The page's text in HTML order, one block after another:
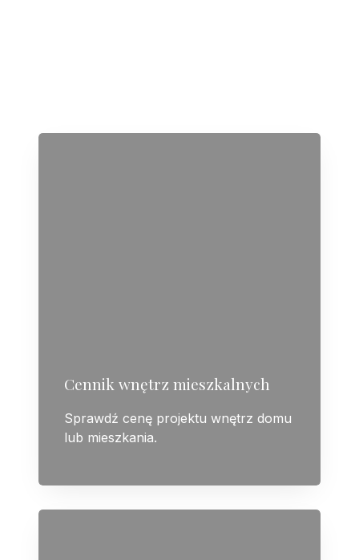
Cennik wnętrz mieszkalnych
Sprawdź cenę projektu wnętrz domu
lub mieszkania.